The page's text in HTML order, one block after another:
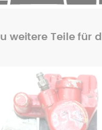
weitere Teile für